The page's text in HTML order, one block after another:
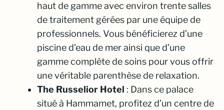
haut de gamme avec environ trente salles
de traitement gérées par une équipe de
professionnels. Vous bénéficierez d’une
piscine d’eau de mer ainsi que d’une
gamme complète de soins pour vous offrir
une véritable parenthèse de relaxation.
The Russelior Hotel : Dans ce palace
situé à Hammamet, profitez d’un centre de